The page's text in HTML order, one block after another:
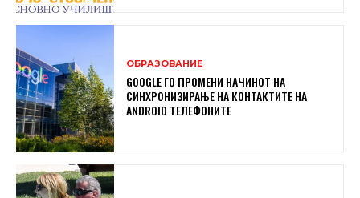
ОБРАЗОВАНИЕ
GOOGLE ГО ПРОМЕНИ НАЧИНОТ НА
СИНХРОНИЗИРАЊЕ НА КОНТАКТИТЕ НА
ANDROID ТЕЛЕФОНИТЕ